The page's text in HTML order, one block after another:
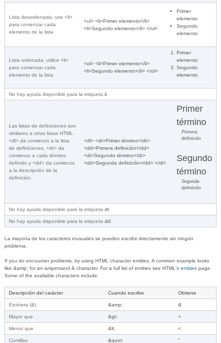
Lista desordenada: use <li>
para comenzar cada
elemento de la lista
<ul> <li>Primer elemento</li>
<li>Segundo elemento</li> </ul>
Primer
elemento
Segundo
elemento
Lista ordenada: utilice <li>
para comenzar cada
elemento de la lista
<ol> <li>Primer elemento</li>
<li>Segundo elemento</li> </ol>
Primer
elemento
Segundo
elemento
No hay ayuda disponible para la etiqueta li.
Las listas de definiciones son
similares a otras listas HTML.
<dl> da comienzo a la lista
de definiciones, <dt> da
comienzo a cada término
definido y <dd> da comienzo
a la descripción de la
definición.
<dl> <dt>Primer término</dt>
<dd>Primera definición</dd>
<dt>Segundo término</dt>
<dd>Segunda definición</dd> </dl>
Primer
término
Primera
definición
Segundo
término
Segunda
definición
No hay ayuda disponible para la etiqueta dt.
No hay ayuda disponible para la etiqueta dd.
La mayoría de los caracteres inusuales se pueden escribir directamente sin ningún
problema.
If you do encounter problems, try using HTML character entities. A common example looks
like &amp; for an ampersand & character. For a full list of entities see HTML's entitiespage.
Some of the available characters include:
Descripción del carácter Cuando escribe Obtiene
Etcétera (&) &amp; &
Mayor que &gt; >
Menor que &lt; <
Comillas &quot; "